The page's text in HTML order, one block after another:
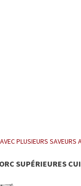
PLUSIEURS SAVEURS
SUPÉRIEURES